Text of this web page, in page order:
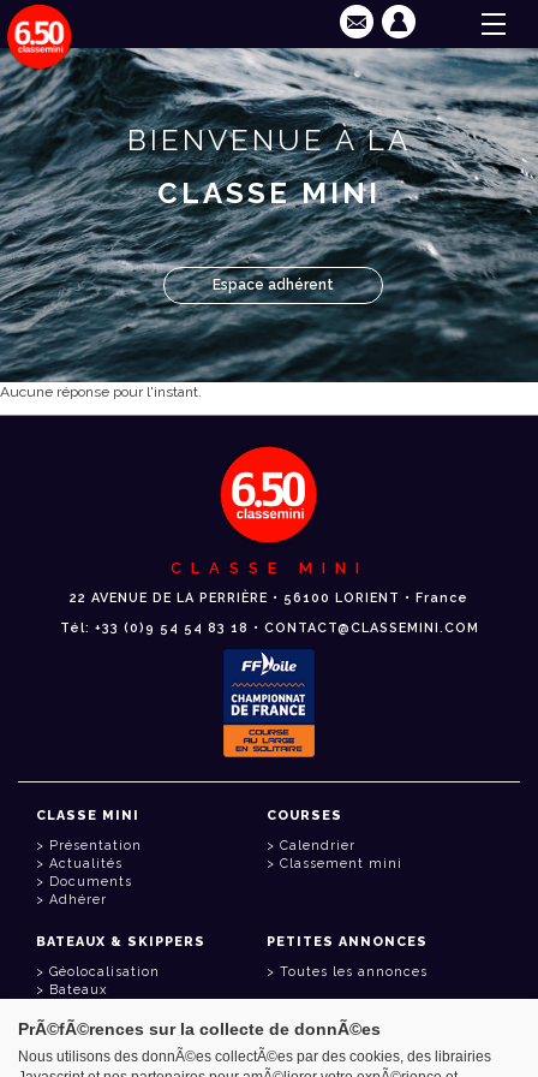
BIENVENUE À LA
CLASSE MINI
Espace adhérent
Aucune réponse pour l'instant.
CLASSE MINI
22 AVENUE DE LA PERRIÈRE • 56100 LORIENT • France
Tél: +33 (0)9 54 54 83 18 • CONTACT@CLASSEMINI.COM
CLASSE MINI
Présentation
Actualités
Documents
Adhérer
COURSES
Calendrier
Classement mini
BATEAUX & SKIPPERS
Géolocalisation
Bateaux
PETITES ANNONCES
Toutes les annonces
LIENS UTILES
PrÃ©fÃ©rences sur la collecte de donnÃ©es
Nous utilisons des donnÃ©es collectÃ©es par des cookies, des librairies